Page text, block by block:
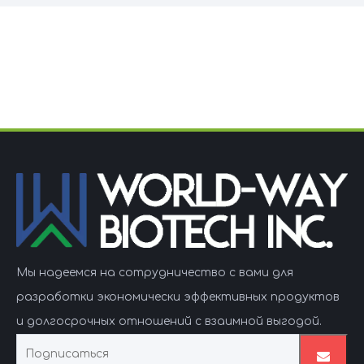
Мы надеемся на сотрудничество с вами для
разработки экономически эффективных продуктов
и долгосрочных отношений с взаимной выгодой.